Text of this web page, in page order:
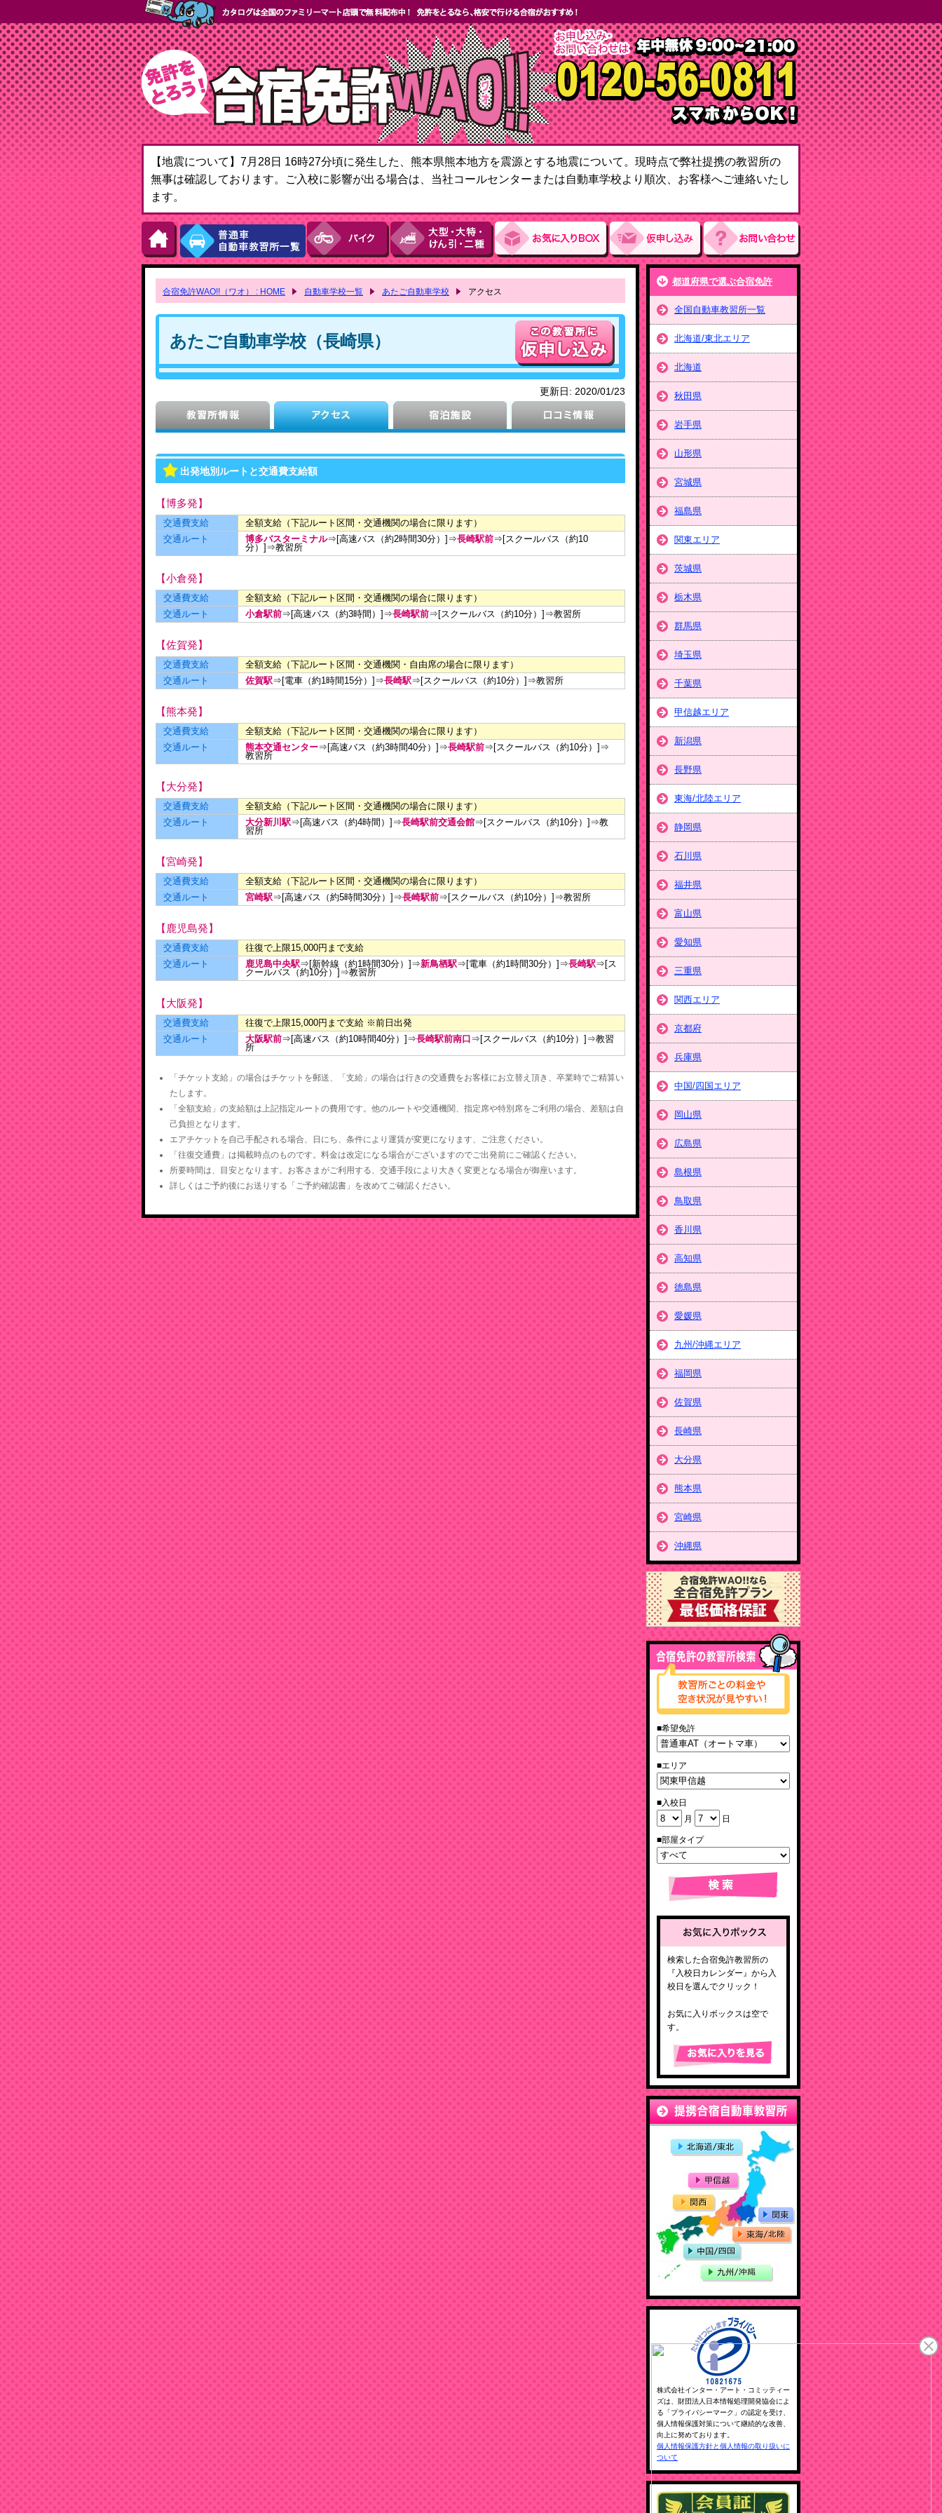
【地震について】7月28日 16時27分頃に発生した、熊本県熊本地方を震源とする地震について。現時点で弊社提携の教習所の
無事は確認しております。ご入校に影響が出る場合は、当社コールセンターまたは自動車学校より順次、お客様へご連絡いたし
ます。
合宿免許WAO!!（ワオ） : HOME 自動車学校一覧 あたご自動車学校 アクセス
あたご自動車学校（長崎県）
更新日: 2020/01/23
出発地別ルートと交通費支給額
【博多発】
交通費支給
全額支給（下記ルート区間・交通機関の場合に限ります）
交通ルート
博多バスターミナル⇒[高速バス（約2時間30分）]⇒長崎駅前⇒[スクールバス（約10
分）]⇒教習所
【小倉発】
交通費支給
全額支給（下記ルート区間・交通機関の場合に限ります）
交通ルート
小倉駅前⇒[高速バス（約3時間）]⇒長崎駅前⇒[スクールバス（約10分）]⇒教習所
【佐賀発】
交通費支給
全額支給（下記ルート区間・交通機関・自由席の場合に限ります）
交通ルート
佐賀駅⇒[電車（約1時間15分）]⇒長崎駅⇒[スクールバス（約10分）]⇒教習所
【熊本発】
交通費支給
全額支給（下記ルート区間・交通機関の場合に限ります）
交通ルート
熊本交通センター⇒[高速バス（約3時間40分）]⇒長崎駅前⇒[スクールバス（約10分）]⇒
教習所
【大分発】
交通費支給
全額支給（下記ルート区間・交通機関の場合に限ります）
交通ルート
大分新川駅⇒[高速バス（約4時間）]⇒長崎駅前交通会館⇒[スクールバス（約10分）]⇒教
習所
【宮崎発】
交通費支給
全額支給（下記ルート区間・交通機関の場合に限ります）
交通ルート
宮崎駅⇒[高速バス（約5時間30分）]⇒長崎駅前⇒[スクールバス（約10分）]⇒教習所
【鹿児島発】
交通費支給
往復で上限15,000円まで支給
交通ルート
鹿児島中央駅⇒[新幹線（約1時間30分）]⇒新鳥栖駅⇒[電車（約1時間30分）]⇒長崎駅⇒[ス
クールバス（約10分）]⇒教習所
【大阪発】
交通費支給
往復で上限15,000円まで支給 ※前日出発
交通ルート
大阪駅前⇒[高速バス（約10時間40分）]⇒長崎駅前南口 ⇒[スクールバス（約10分）]⇒教習
所
「チケット支給」の場合はチケットを郵送、「支給」の場合は行きの交通費をお客様にお立替え頂き、卒業時でご精算い
たします。
「全額支給」の支給額は上記指定ルートの費用です。他のルートや交通機関、指定席や特別席をご利用の場合、差額は自
己負担となります。
エアチケットを自己手配される場合、日にち、条件により運賃が変更になります、ご注意ください。
「往復交通費」は掲載時点のものです。料金は改定になる場合がございますのでご出発前にご確認ください。
所要時間は、目安となります。お客さまがご利用する、交通手段により大きく変更となる場合が御座います。
詳しくはご予約後にお送りする「ご予約確認書」を改めてご確認ください。
都道府県で選ぶ合宿免許
全国自動車教習所一覧
北海道/東北エリア
北海道
秋田県
岩手県
山形県
宮城県
福島県
関東エリア
茨城県
栃木県
群馬県
埼玉県
千葉県
甲信越エリア
新潟県
長野県
東海/北陸エリア
静岡県
石川県
福井県
富山県
愛知県
三重県
関西エリア
京都府
兵庫県
中国/四国エリア
岡山県
広島県
島根県
鳥取県
香川県
高知県
徳島県
愛媛県
九州/沖縄エリア
福岡県
佐賀県
長崎県
大分県
熊本県
宮崎県
沖縄県
■希望免許
■エリア
■入校日
月
日
■部屋タイプ
検索した合宿免許教習所の
『入校日カレンダー』から入
校日を選んでクリック！
お気に入りボックスは空で
す。
株式会社インター・アート・コミッティー
ズは、財団法人日本情報処理開発協会によ
る「プライバシーマーク」の認定を受け、
個人情報保護対策について継続的な改善、
向上に努めております。
個人情報保護方針と個人情報の取り扱いに
ついて